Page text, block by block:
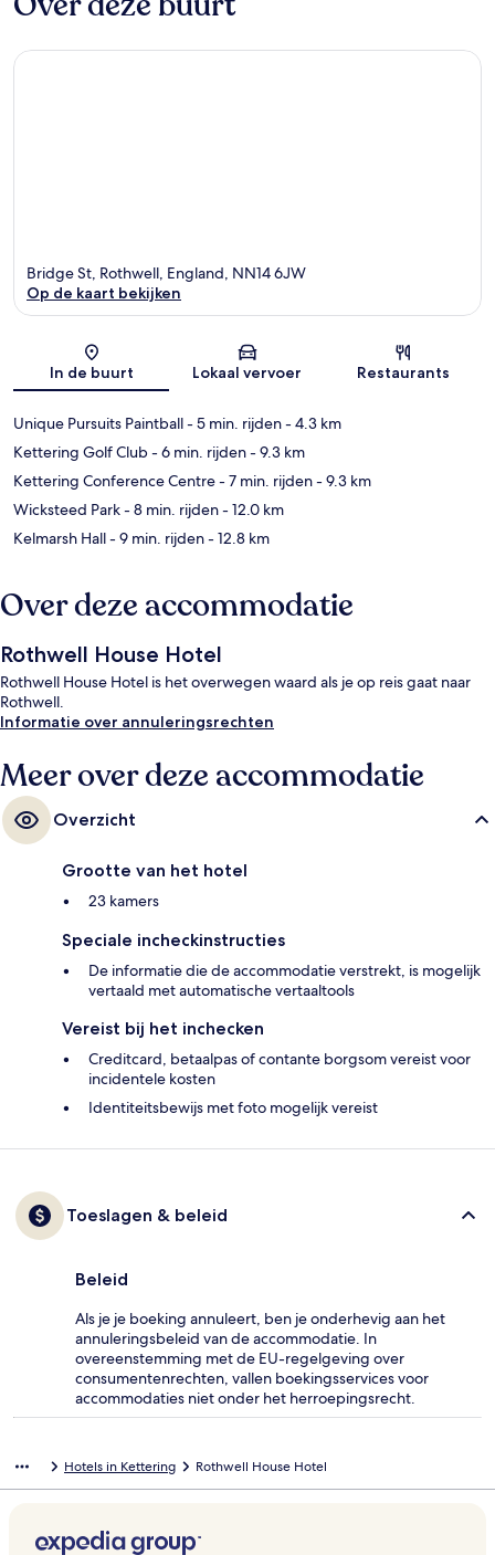
Kaart
Bridge St, Rothwell, England, NN14 6JW
Op de kaart bekijken
In de buurt Lokaal vervoer Restaurants
Unique Pursuits Paintball- 5 min. rijden- 4.3 km
Kettering Golf Club- 6 min. rijden- 9.3 km
Kettering Conference Centre- 7 min. rijden- 9.3 km
Wicksteed Park- 8 min. rijden- 12.0 km
Kelmarsh Hall- 9 min. rijden- 12.8 km
Over deze accommodatie
Rothwell House Hotel
Rothwell House Hotel is het overwegen waard als je op reis gaat naar
Rothwell.
Informatie over annuleringsrechten
Meer over deze accommodatie
Overzicht
Grootte van het hotel
23 kamers
Speciale incheckinstructies
De informatie die de accommodatie verstrekt, is mogelijk
vertaald met automatische vertaaltools
Vereist bij het inchecken
Creditcard, betaalpas of contante borgsom vereist voor
incidentele kosten
Identiteitsbewijs met foto mogelijk vereist
Toeslagen & beleid
Beleid
Als je je boeking annuleert, ben je onderhevig aan het
annuleringsbeleid van de accommodatie. In
overeenstemming met de EU-regelgeving over
consumentenrechten, vallen boekingsservices voor
accommodaties niet onder het herroepingsrecht.
Hotels in Kettering Rothwell House Hotel